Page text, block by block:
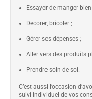
Essayer de manger
Decorer, bricoler ;
Gérer ses dépenses ;
Aller vers des produits
Prendre soin de soi.
C’est aussi l’occasion
suivi individuel de vos